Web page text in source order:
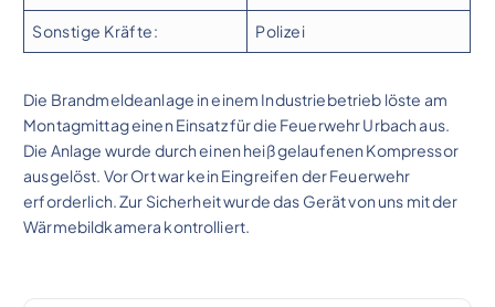
Sonstige Kräfte: Polizei
Die Brandmeldeanlage in einem Industriebetrieb löste am
Montagmittag einen Einsatz für die Feuerwehr Urbach aus.
Die Anlage wurde durch einen heiß gelaufenen Kompressor
ausgelöst. Vor Ort war kein Eingreifen der Feuerwehr
erforderlich. Zur Sicherheit wurde das Gerät von uns mit der
Wärmebildkamera kontrolliert.